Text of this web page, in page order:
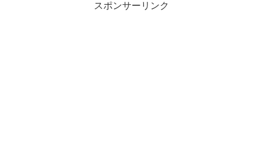
スポンサーリンク